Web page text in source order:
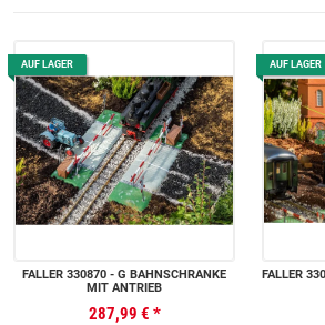
AUF LAGER
FALLER 330870 - G BAHNSCHRANKE
MIT ANTRIEB
287,99 € *
AUF LAGER